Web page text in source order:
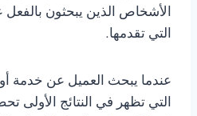
الأشخاص الذين يبحثون
التي تقدمها.
عندما يبحث العميل عن خدمة أو
التي تظهر في النتائج الأولى